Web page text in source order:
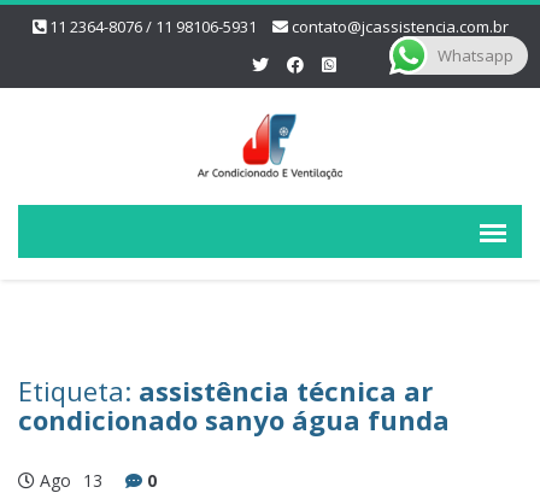
11 2364-8076 / 11 98106-5931 contato@jcassistencia.com.br
Etiqueta: assistência técnica ar
condicionado sanyo água funda
Ago 13 0
Whatsapp